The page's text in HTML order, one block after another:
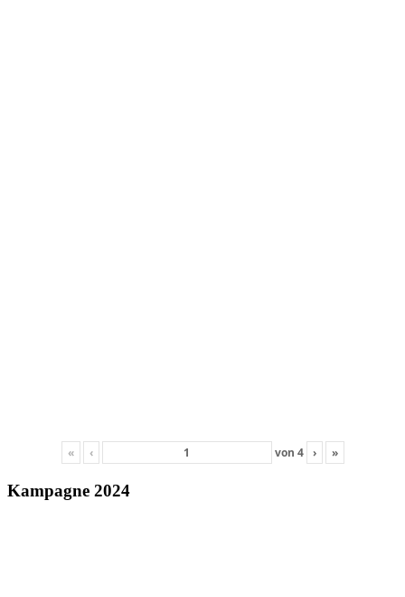
« ‹ von 4 › »
Kampagne 2024